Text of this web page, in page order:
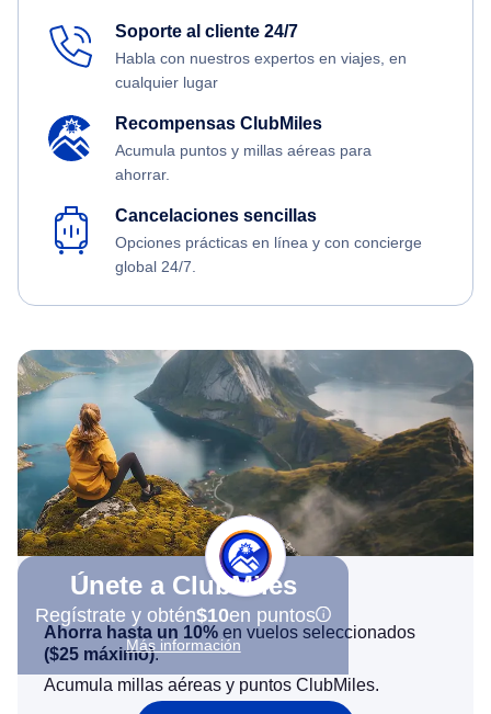
Soporte al cliente 24/7
Habla con nuestros expertos en viajes, en
cualquier lugar
Recompensas ClubMiles
Acumula puntos y millas aéreas para
ahorrar.
Cancelaciones sencillas
Opciones prácticas en línea y con concierge
global 24/7.
Únete a ClubMiles
Regístrate y obtén$10en puntos
Más información
Ahorra hasta un 10% en vuelos seleccionados
($25 máximo).
Acumula millas aéreas y puntos ClubMiles.